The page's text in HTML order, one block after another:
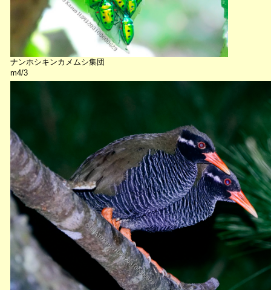
ナンホシキンカメムシ集団
m4/3